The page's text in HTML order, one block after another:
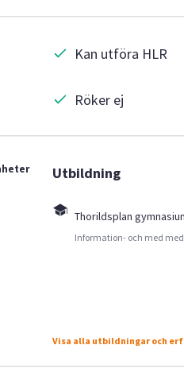
Kan utföra HLR
Röker ej
Utbildning
Thorildsplan
Information- och med
Visa alla utbildningar och